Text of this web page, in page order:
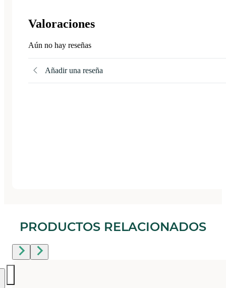
Valoraciones
Aún no hay reseñas
Añadir una reseña
PRODUCTOS RELACIONADOS